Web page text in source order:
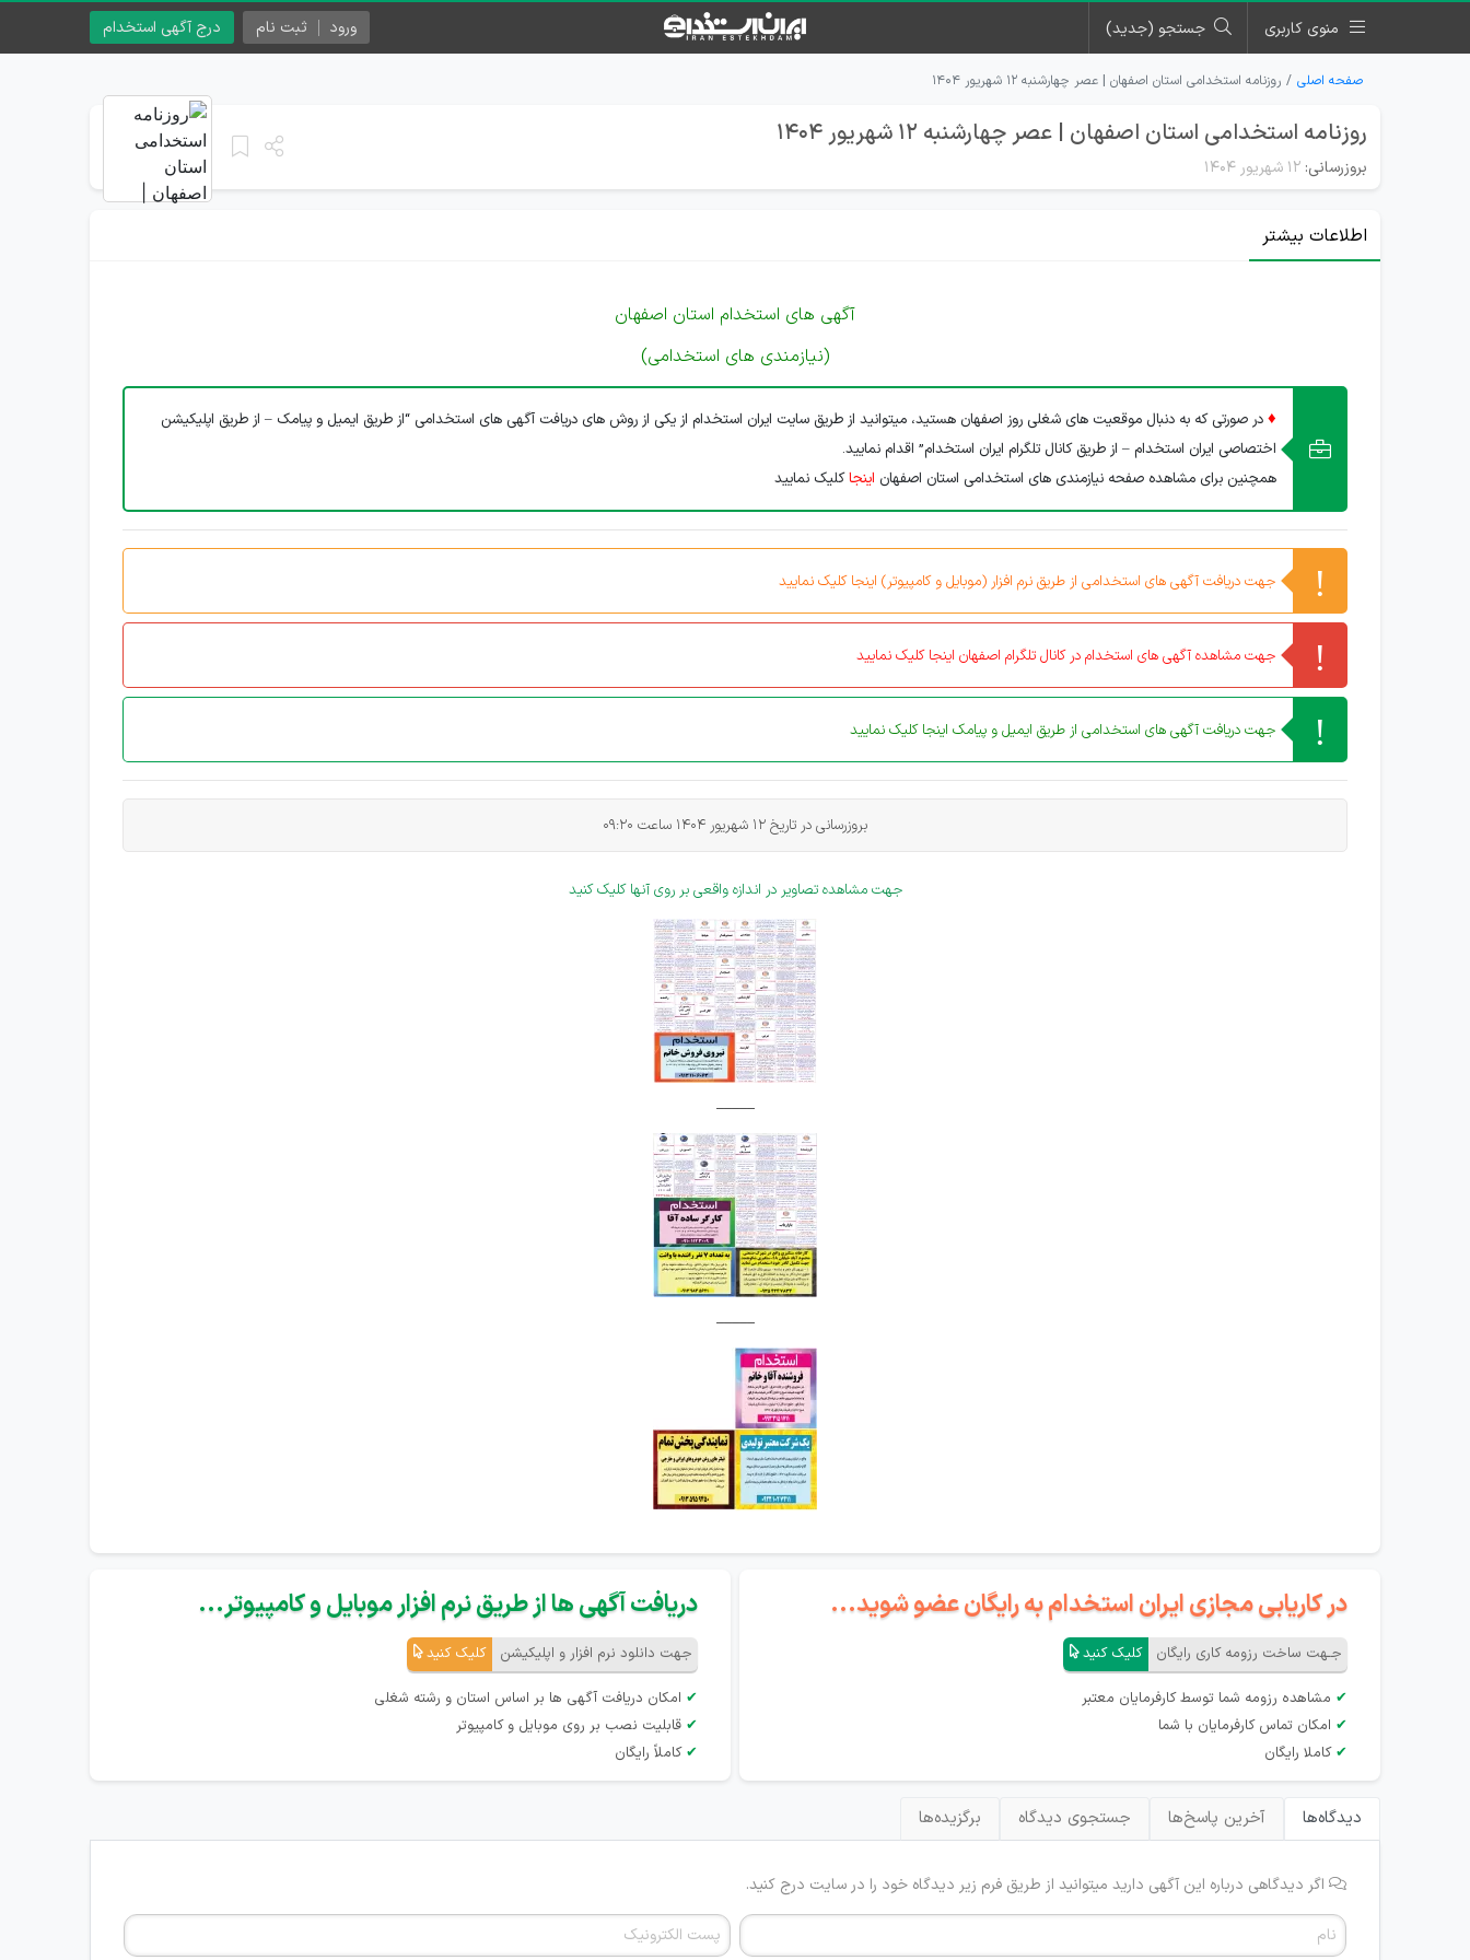
منوی کاربری جستجو (جدید) درج آگهی استخدام ورود ثبت نام
صفحه اصلی روزنامه استخدامی استان اصفهان | عصر چهارشنبه ۱۲ شهریور ۱۴۰۴
روزنامه استخدامی استان اصفهان | عصر چهارشنبه 12 شهریور 1404
بروزرسانی: ۱۲ شهریور ۱۴۰۴
اطلاعات بیشتر
آگهی های استخدام استان اصفهان
(نیازمندی های استخدامی)
♦ در صورتی که به دنبال موقعیت های شغلی روز اصفهان هستید، میتوانید از طریق سایت ایران استخدام از یکی از روش های دریافت آگهی های استخدامی “از طریق ایمیل و پیامک – از طریق اپلیکیشن
اختصاصی ایران استخدام – از طریق کانال تلگرام ایران استخدام” اقدام نمایید.
همچنین برای مشاهده صفحه نیازمندی های استخدامی استان اصفهان اینجاکلیک نمایید
جهت دریافت آگهی های استخدامی از طریق نرم افزار (موبایل و کامپیوتر) اینجا کلیک نمایید
جهت مشاهده آگهی های استخدام در کانال تلگرام اصفهان اینجا کلیک نمایید
جهت دریافت آگهی های استخدامی از طریق ایمیل و پیامک اینجا کلیک نمایید
بروزرسانی در تاریخ 12 شهریور 1404 ساعت 09:20
جهت مشاهده تصاویر در اندازه واقعی بر روی آنها کلیک کنید
_____
_____
در کاریابی مجازی ایران استخدام به رایگان عضو شوید...
جـهت ساخت رزومه کاری رایگان کلیک کنید
✔ مشاهده رزومه شما توسط کارفرمایان معتبر
✔ امکان تماس کارفرمایان با شما
✔ کاملا رایگان
دریافت آگهی ها از طریق نرم افزار موبایل و کامپیوتر...
جهت دانلود نرم افزار و اپلیکیشن کلیک کنید
✔ امکان دریافت آگهی ها بر اساس استان و رشته شغلی
✔ قابلیت نصب بر روی موبایل و کامپیوتر
✔ کاملاً رایگان
دیدگاه‌ها آخرین پاسخ‌ها جستجوی دیدگاه برگزیده‌ها
اگر دیدگاهی درباره این آگهی دارید میتوانید از طریق فرم زیر دیدگاه خود را در سایت درج کنید.